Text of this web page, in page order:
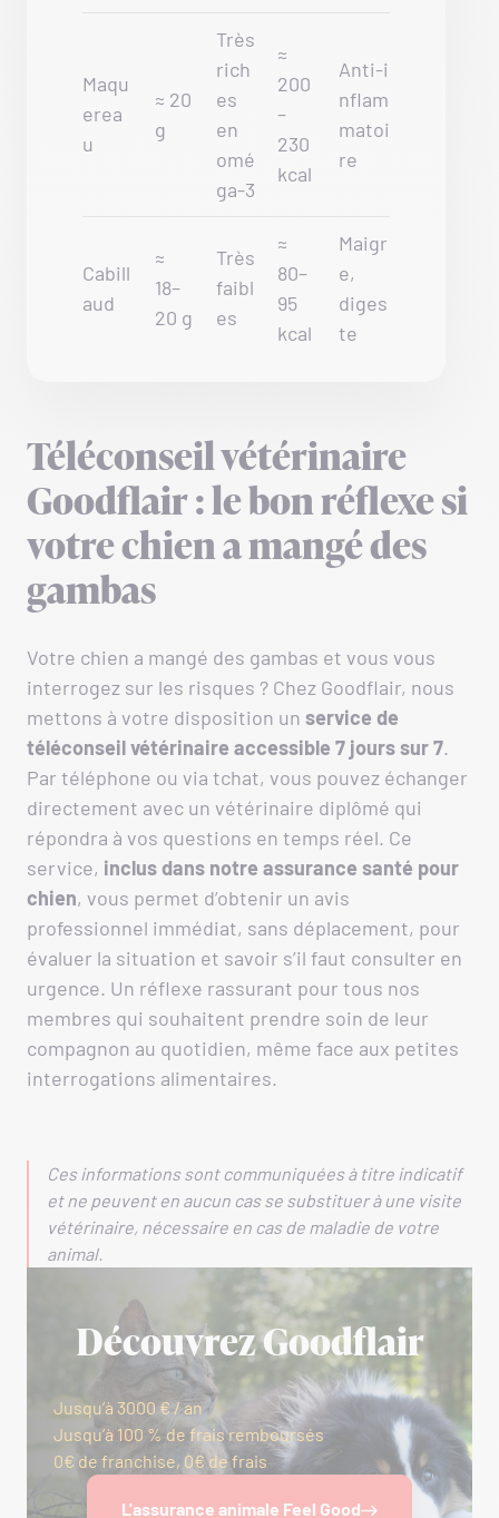
Maqu
erea
u
≈ 20
g
Très
rich
es
en
omé
ga-3
≈
200
–
230
kcal
Anti‑i
nflam
matoi
re
Cabill
aud
≈
18–
20 g
Très
faibl
es
≈
80–
95
kcal
Maigr
e,
diges
te
Téléconseil vétérinaire
Goodflair : le bon réflexe si
votre chien a mangé des
gambas
Votre chien a mangé des gambas et vous vous
interrogez sur les risques ? Chez Goodflair, nous
mettons à votre disposition un service de
téléconseil vétérinaire accessible 7 jours sur 7.
Par téléphone ou via tchat, vous pouvez échanger
directement avec un vétérinaire diplômé qui
répondra à vos questions en temps réel. Ce
service, inclus dans notre assurance santé pour
chien, vous permet d’obtenir un avis
professionnel immédiat, sans déplacement, pour
évaluer la situation et savoir s’il faut consulter en
urgence. Un réflexe rassurant pour tous nos
membres qui souhaitent prendre soin de leur
compagnon au quotidien, même face aux petites
interrogations alimentaires.
Ces informations sont communiquées à titre indicatif
et ne peuvent en aucun cas se substituer à une visite
vétérinaire, nécessaire en cas de maladie de votre
animal.
Découvrez Goodflair
Jusqu’à 3000 € / an
Jusqu’à 100 % de frais remboursés
0€ de franchise, 0€ de frais
L'assurance animale Feel Good